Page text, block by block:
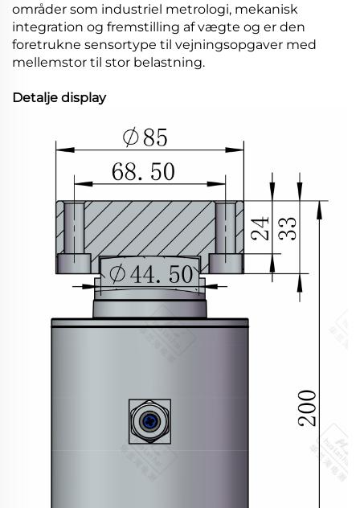
områder som industriel metrologi, mekanisk
integration og fremstilling af vægte og er den
foretrukne sensortype til vejningsopgaver med
mellemstor til stor belastning.
Detalje display